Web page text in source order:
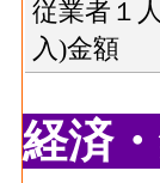
現在高
木材等･従
飲料煙草飼
般に言う
の個人事
飲料煙草
従業者１
入)金額
経済